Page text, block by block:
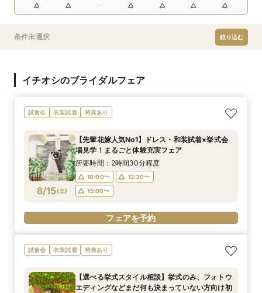
条件未選択 絞り込む
イチオシのブライダルフェア
試食会 衣装試着 特典あり
8/15(土)
【先輩花嫁人気No1】ドレス・和装試着×挙式会
場見学！まるごと体験充実フェア
所要時間：2時間30分程度
10:00〜
12:30〜
15:00〜
フェアを予約
試食会 衣装試着 特典あり
【選べる挙式スタイル相談】挙式のみ、フォトウ
エディングなどまだ何も決まっていない方向け初